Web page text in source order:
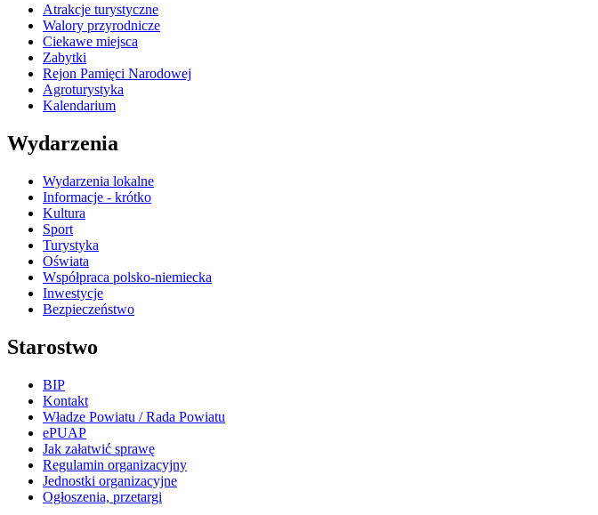
Atrakcje turystyczne
Walory przyrodnicze
Ciekawe miejsca
Zabytki
Rejon Pamięci Narodowej
Agroturystyka
Kalendarium
Wydarzenia
Wydarzenia lokalne
Informacje - krótko
Kultura
Sport
Turystyka
Oświata
Współpraca polsko-niemiecka
Inwestycje
Bezpieczeństwo
Starostwo
BIP
Kontakt
Władze Powiatu / Rada Powiatu
ePUAP
Jak załatwić sprawę
Regulamin organizacyjny
Jednostki organizacyjne
Ogłoszenia, przetargi